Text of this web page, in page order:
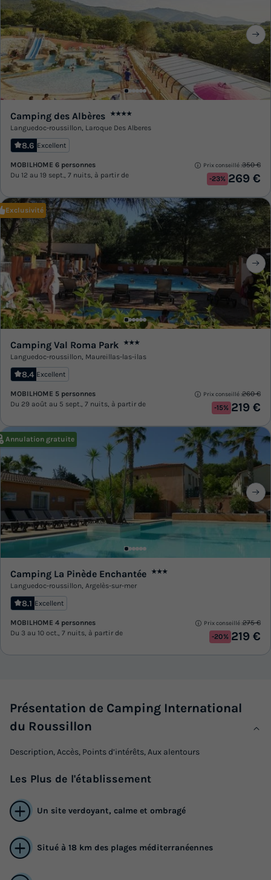
Camping des Albères ★★★★
Languedoc-roussillon, Laroque Des Alberes
8.6 Excellent
MOBILHOME 6 personnes
Du 12 au 19 sept., 7 nuits, à partir de
Prix conseillé :350 €
-23% 269 €
Exclusivité
Camping Val Roma Park ★★★
Languedoc-roussillon, Maureillas-las-ilas
8.4 Excellent
MOBILHOME 5 personnes
Du 29 août au 5 sept., 7 nuits, à partir de
Prix conseillé :260 €
-15% 219 €
Annulation gratuite
Camping La Pinède Enchantée ★★★
Languedoc-roussillon, Argelès-sur-mer
8.1 Excellent
MOBILHOME 4 personnes
Du 3 au 10 oct., 7 nuits, à partir de
Prix conseillé :275 €
-20% 219 €
Présentation de Camping International
du Roussillon
Description, Accès, Points d’intérêts, Aux alentours
Les Plus de l'établissement
Un site verdoyant, calme et ombragé
Situé à 18 km des plages méditerranéennes